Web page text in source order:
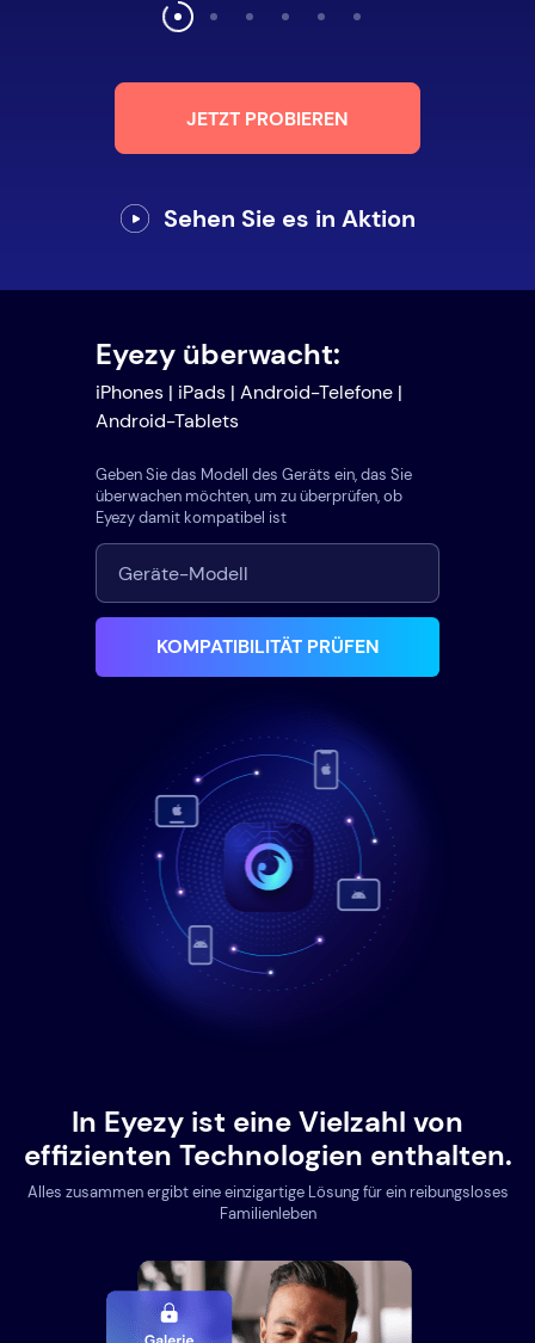
JETZT PROBIEREN
Sehen Sie es in Aktion
Eyezy überwacht:
iPhones | iPads | Android-Telefone |
Android-Tablets
Geben Sie das Modell des Geräts ein, das Sie
überwachen möchten, um zu überprüfen, ob
Eyezy damit kompatibel ist
KOMPATIBILITÄT PRÜFEN
In Eyezy ist eine Vielzahl von
effizienten Technologien enthalten.
Alles zusammen ergibt eine einzigartige Lösung für ein reibungsloses
Familienleben